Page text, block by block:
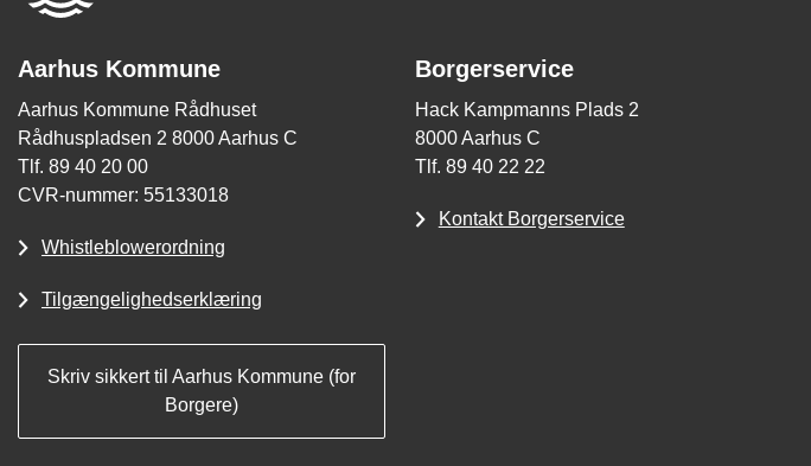
Aarhus Kommune
Aarhus Kommune Rådhuset
Rådhuspladsen 2 8000 Aarhus C
Tlf. 89 40 20 00
CVR-nummer: 55133018
Whistleblowerordning
Tilgængelighedserklæring
Skriv sikkert til Aarhus Kommune (for
Borgere)
Borgerservice
Hack Kampmanns Plads 2
8000 Aarhus C
Tlf. 89 40 22 22
Kontakt Borgerservice